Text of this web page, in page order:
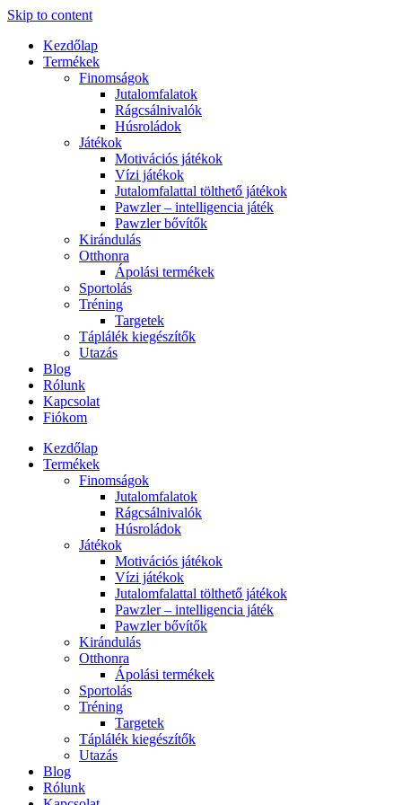
Skip to content
Kezdőlap
Termékek
Finomságok
Jutalomfalatok
Rágcsálnivalók
Húsroládok
Játékok
Motivációs játékok
Vízi játékok
Jutalomfalattal tölthető játékok
Pawzler – intelligencia játék
Pawzler bővítők
Kirándulás
Otthonra
Ápolási termékek
Sportolás
Tréning
Targetek
Táplálék kiegészítők
Utazás
Blog
Rólunk
Kapcsolat
Fiókom
Kezdőlap
Termékek
Finomságok
Jutalomfalatok
Rágcsálnivalók
Húsroládok
Játékok
Motivációs játékok
Vízi játékok
Jutalomfalattal tölthető játékok
Pawzler – intelligencia játék
Pawzler bővítők
Kirándulás
Otthonra
Ápolási termékek
Sportolás
Tréning
Targetek
Táplálék kiegészítők
Utazás
Blog
Rólunk